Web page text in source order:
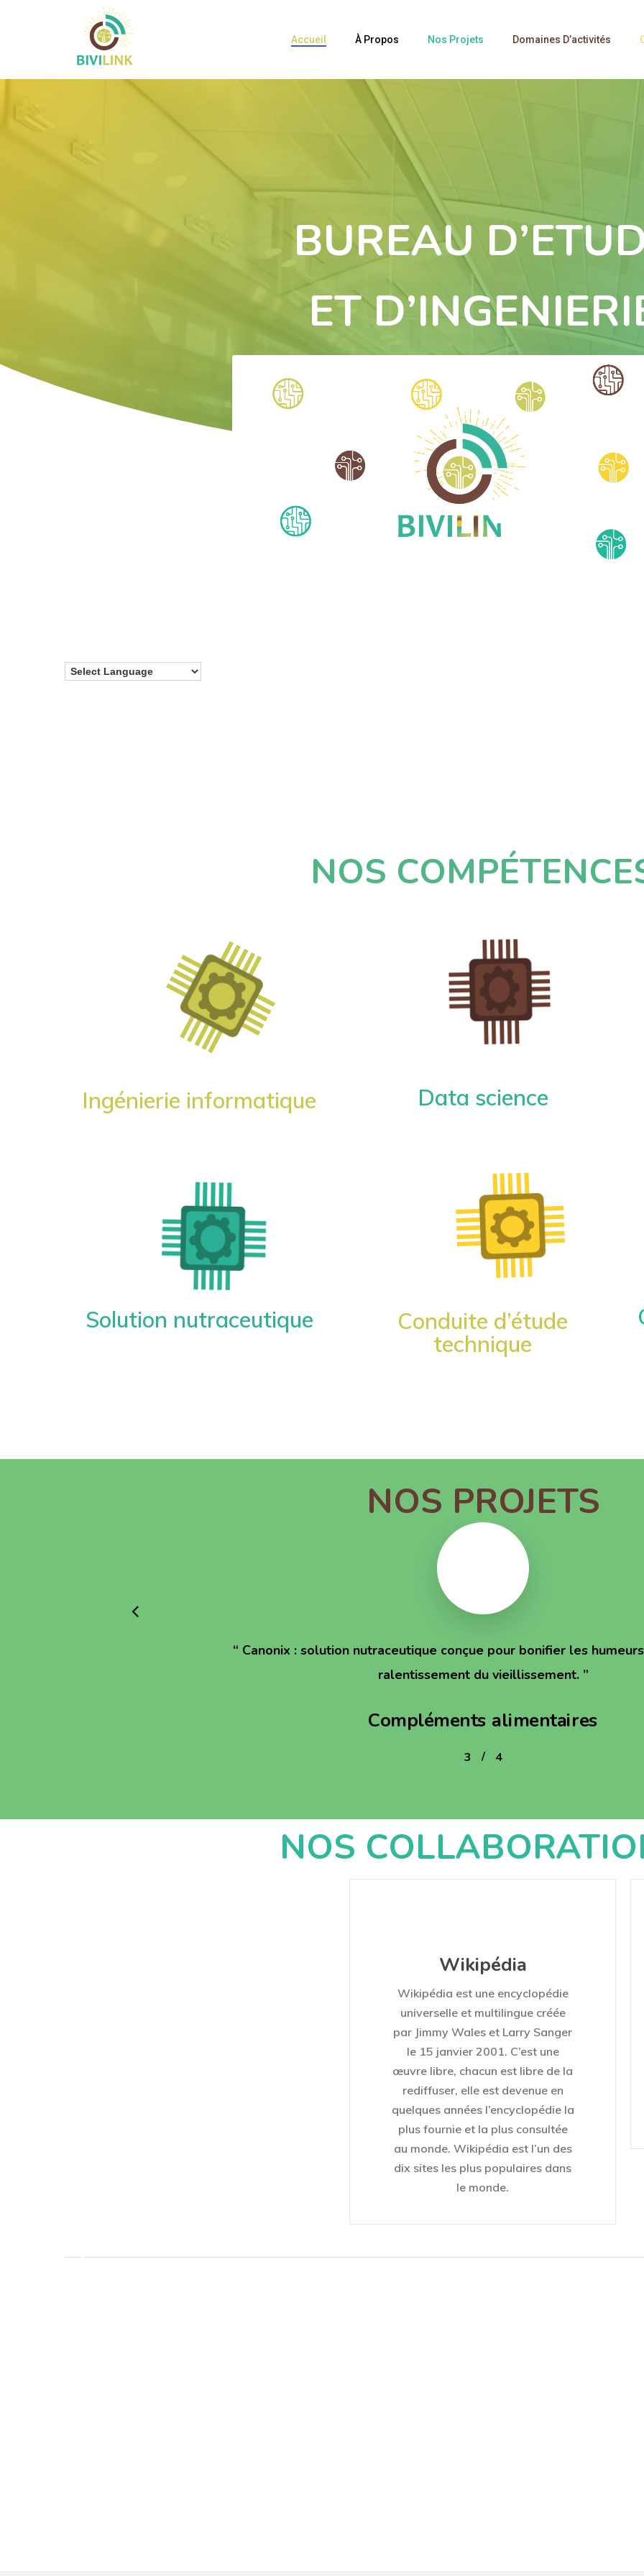
Accueil À Propos Nos Projets Domaines D’activités
BUREAU
ET
NOS
Ingénierie informatique Data science
Solution nutraceutique
Conduite d’étude
technique
NOS PROJETS
“ Canonix : solution nutraceutique conçue pour bonifier les
ralentissement du vieillissement. ”
Compléments alimentaires
3 4
/ 4
NOS
Wikipédia
Wikipédia est une encyclopédie
universelle et multilingue créée
par Jimmy Wales et Larry Sanger
le 15 janvier 2001. C’est une
œuvre libre, chacun est libre de la
rediffuser, elle est devenue en
quelques années l’encyclopédie la
plus fournie et la plus consultée
au monde. Wikipédia est l’un des
dix sites les plus populaires dans
le monde.